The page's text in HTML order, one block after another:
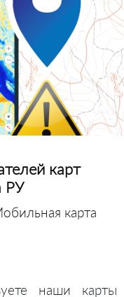
карт
РУ
карта
наши карты